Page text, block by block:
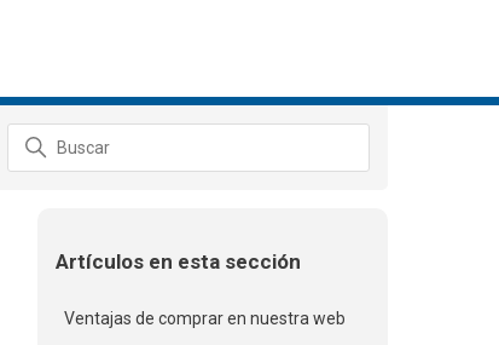
Artículos en esta sección
Ventajas de comprar en nuestra web